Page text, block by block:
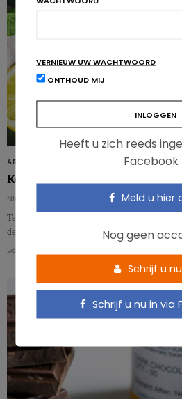
ARTIKELS
Koolhydraat-insulinemodel voor
NICOLAS GUGGENBÜHL
Tegenover het klassieke
de ingenomen en verbruikte calorieën, staat
VERNIEUW UW WACHTWOORD
ONTHOUD MIJ
Heeft u zich reeds
Facebook
Meld u hier
Nog geen
Schrijf u
Schrijf u nu in via